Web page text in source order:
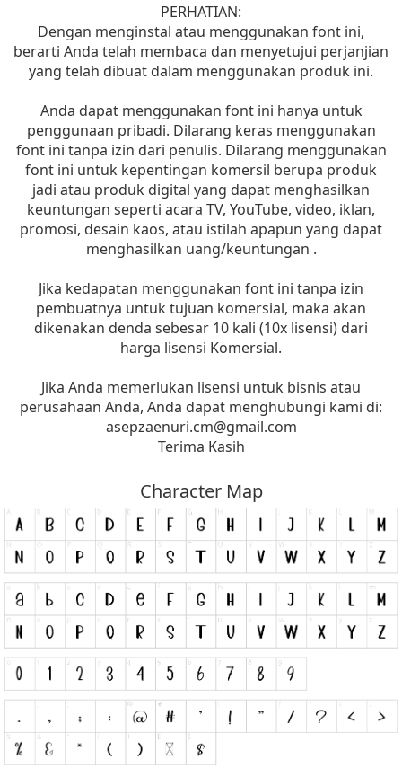
PERHATIAN:
Dengan menginstal atau menggunakan font ini,
berarti Anda telah membaca dan menyetujui perjanjian
yang telah dibuat dalam menggunakan produk ini.
Anda dapat menggunakan font ini hanya untuk
penggunaan pribadi. Dilarang keras menggunakan
font ini tanpa izin dari penulis. Dilarang menggunakan
font ini untuk kepentingan komersil berupa produk
jadi atau produk digital yang dapat menghasilkan
keuntungan seperti acara TV, YouTube, video, iklan,
promosi, desain kaos, atau istilah apapun yang dapat
menghasilkan uang/keuntungan .
Jika kedapatan menggunakan font ini tanpa izin
pembuatnya untuk tujuan komersial, maka akan
dikenakan denda sebesar 10 kali (10x lisensi) dari
harga lisensi Komersial.
Jika Anda memerlukan lisensi untuk bisnis atau
perusahaan Anda, Anda dapat menghubungi kami di:
asepzaenuri.cm@gmail.com
Terima Kasih
Character Map